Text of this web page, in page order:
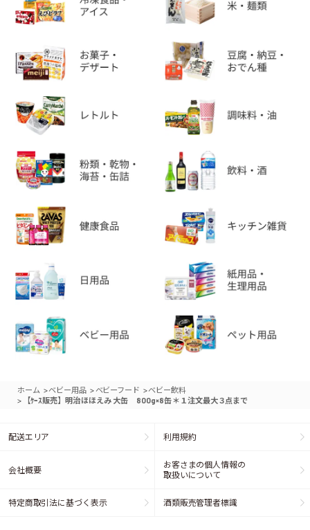
ホーム >ベビー用品 > ベビーフード >ベビー飲料
> 【ｹｰｽ販売】明治 ほほえみ 大缶 800g×8缶 ＊１注文最大３点まで
配送エリア 利用規約
会社概要
お客さまの個人情報の
取扱いについて
特定商取引法に基づく表示 酒類販売管理者標識